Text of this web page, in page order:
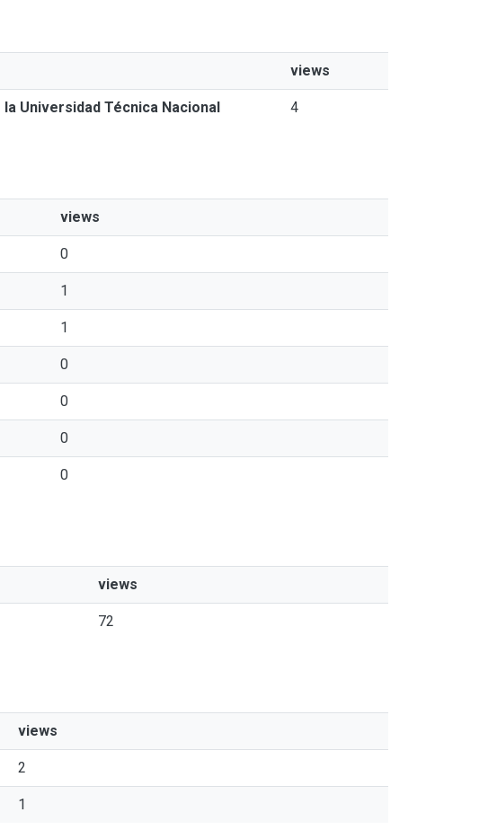
views
Universidad Técnica Nacional 4
views
0
1
1
0
0
0
0
views
72
views
2
1